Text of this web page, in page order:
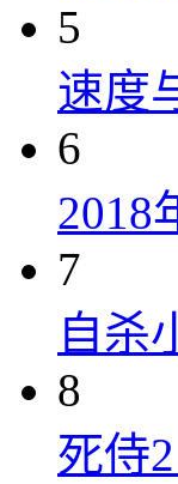
5
速度
6
2018
7
自杀
8
死侍